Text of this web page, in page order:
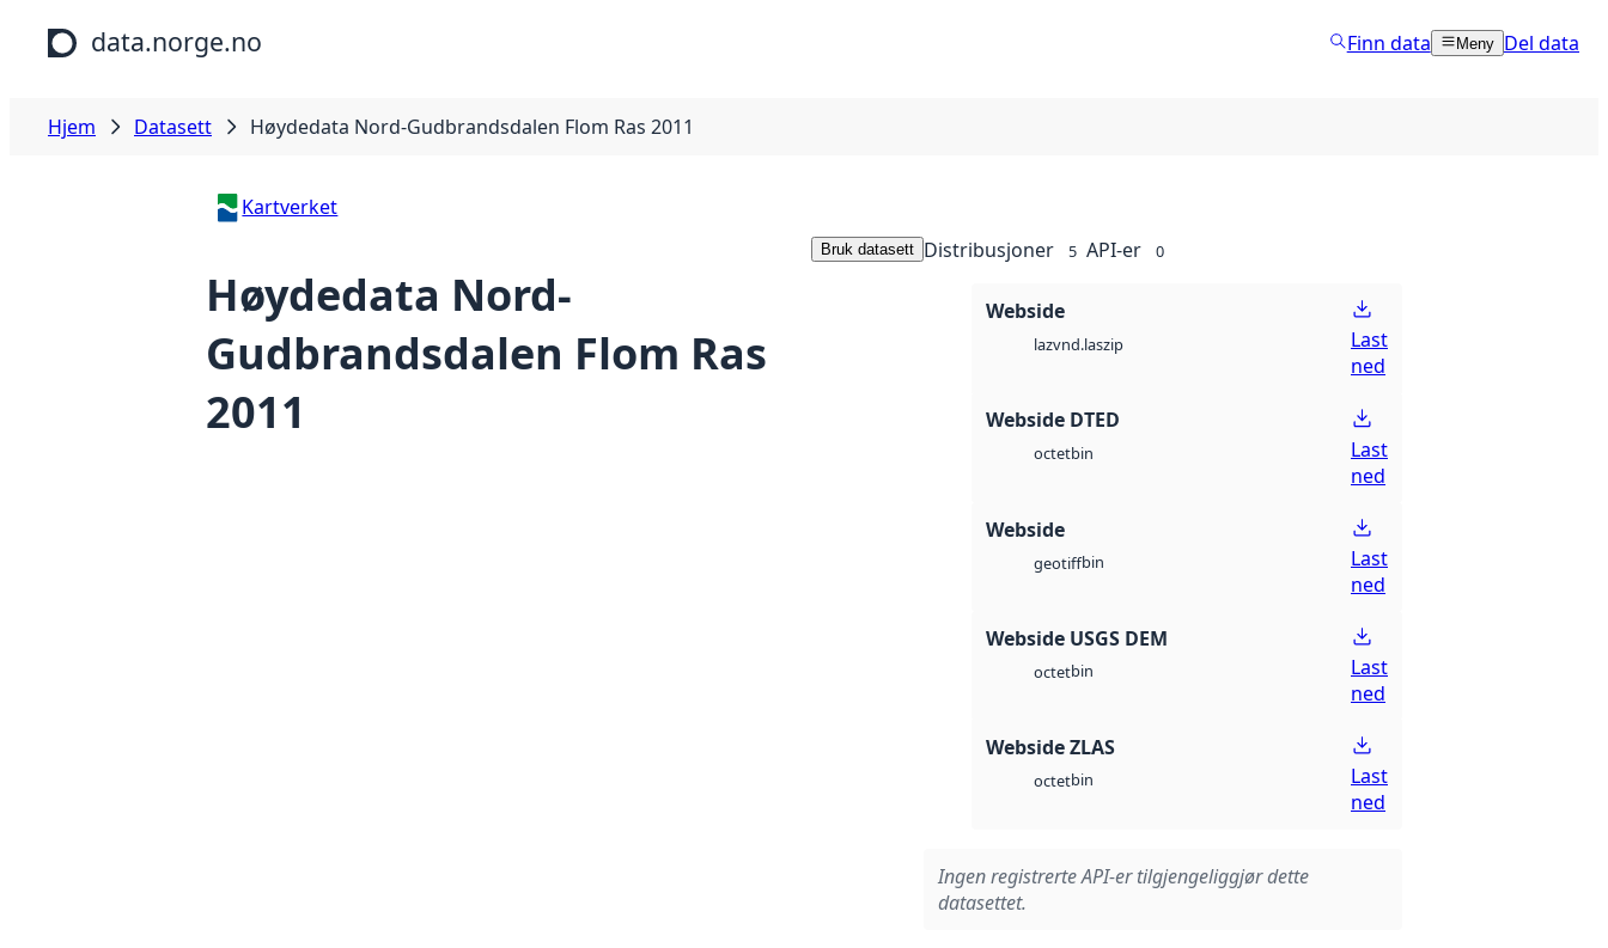
Hopp til hovedinnhold
data.norge.no Finn data Meny Del data
Hjem Datasett Høydedata Nord-Gudbrandsdalen Flom Ras 2011
Kartverket
Høydedata Nord-
Gudbrandsdalen Flom Ras
2011
Bruk datasett Distribusjoner 5 API-er 0
Webside
lazvnd.laszip
Last
ned
Webside DTED
octetbin
Last
ned
Webside
geotiffbin
Last
ned
Webside USGS DEM
octetbin
Last
ned
Webside ZLAS
octetbin
Last
ned
Ingen registrerte API-er tilgjengeliggjør dette
datasettet.